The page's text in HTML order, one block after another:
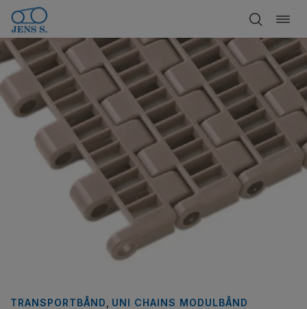
Hopp
til
innhold
Bytt
TRANSPORTBÅND UNI CHAINS MODULBÅND